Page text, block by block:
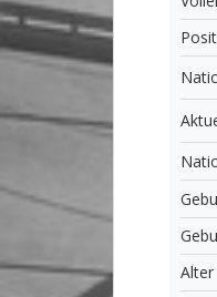
t
Alter